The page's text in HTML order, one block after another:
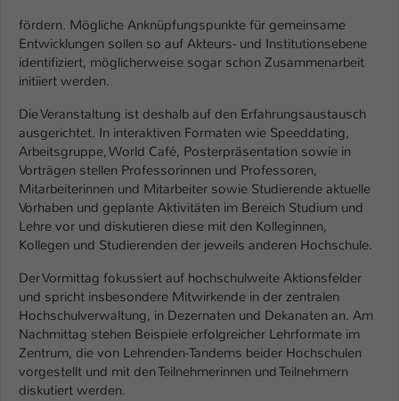
fördern. Mögliche Anknüpfungspunkte für gemeinsame
Entwicklungen sollen so auf Akteurs- und Institutionsebene
identifiziert, möglicherweise sogar schon Zusammenarbeit
initiiert werden.
Die Veranstaltung ist deshalb auf den Erfahrungsaustausch
ausgerichtet. In interaktiven Formaten wie Speeddating,
Arbeitsgruppe, World Café, Posterpräsentation sowie in
Vorträgen stellen Professorinnen und Professoren,
Mitarbeiterinnen und Mitarbeiter sowie Studierende aktuelle
Vorhaben und geplante Aktivitäten im Bereich Studium und
Lehre vor und diskutieren diese mit den Kolleginnen,
Kollegen und Studierenden der jeweils anderen Hochschule.
Der Vormittag fokussiert auf hochschulweite Aktionsfelder
und spricht insbesondere Mitwirkende in der zentralen
Hochschulverwaltung, in Dezernaten und Dekanaten an. Am
Nachmittag stehen Beispiele erfolgreicher Lehrformate im
Zentrum, die von Lehrenden-Tandems beider Hochschulen
vorgestellt und mit den Teilnehmerinnen und Teilnehmern
diskutiert werden.
Zweck
generierte ID, für die historische
Speicherung Ihrer vorgenommen
Einstellungen, falls der Webseiten-
Name fe_typo_user / PHPSESSID
Anbieter TYPO3
Laufzeit 1 Woche
Zweck
Dieses Cookie ist ein Standard-Session-
Cookie von TYPO3. Es speichert im Fall
eines Intranet-Logins die Session-ID. So
kann der eingeloggte Benutzer
wiedererkannt werden und es wird ihm
Zugang zu geschützten Bereichen
gewährt.